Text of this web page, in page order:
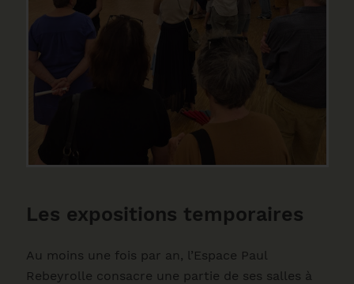
Les expositions temporaires
Au moins une fois par an, l’Espace Paul
Rebeyrolle consacre une partie de ses salles à